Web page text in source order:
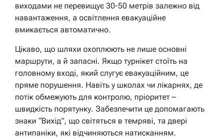
виходами не перевищує 30-50 метрів залежно від
навантаження, а освітлення евакуаційне
вмикається автоматично.
Цікаво, що шляхи охоплюють не лише основні
маршрути, а й запасні. Якщо турнікет стоїть на
головному вході, який слугує евакуаційним, це
пряме порушення. Навіть у школах чи лікарнях, де
потік обмежують для контролю, пріоритет –
швидкість порятунку. Забезпечити це допомагають
знаки “Вихід”, що світяться в темряві, та двері
антипаніки, які відчиняються натисканням.